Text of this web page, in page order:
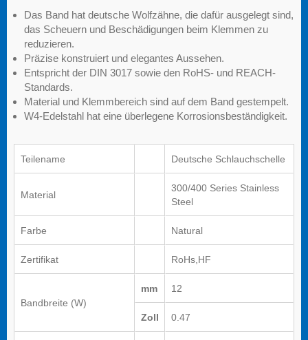
Das Band hat deutsche Wolfzähne, die dafür ausgelegt sind,
das Scheuern und Beschädigungen beim Klemmen zu
reduzieren.
Präzise konstruiert und elegantes Aussehen.
Entspricht der DIN 3017 sowie den RoHS- und REACH-
Standards.
Material und Klemmbereich sind auf dem Band gestempelt.
W4-Edelstahl hat eine überlegene Korrosionsbeständigkeit.
Teilename Deutsche Schlauchschelle
Material
300/400 Series Stainless
Steel
Farbe Natural
Zertifikat RoHs,HF
Bandbreite (W)
mm 12
Zoll 0.47